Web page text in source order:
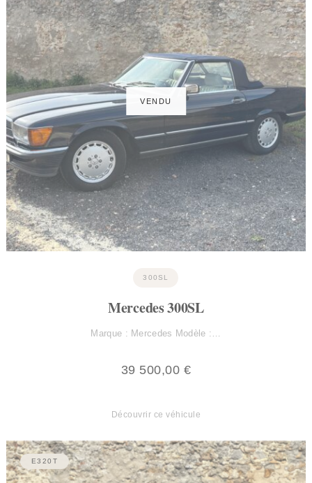
300SL
Mercedes 300SL
Marque : Mercedes Modèle :…
39 500,00 €
Découvrir ce véhicule
E320T